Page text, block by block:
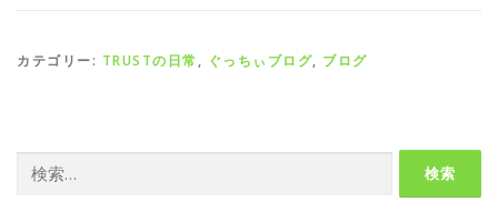
カテゴリー: TRUSTの日常 , ぐっちぃブログ, ブログ
索: